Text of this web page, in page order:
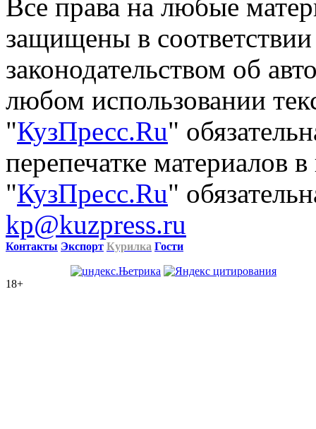
Все права на любые
защищены в
законодательством об
любом использовании
"КузПресс.Ru"
перепечатке материалов
"КузПресс.Ru"
kp@kuzpress.ru
Контакты Экспорт Курилка Гости
18+